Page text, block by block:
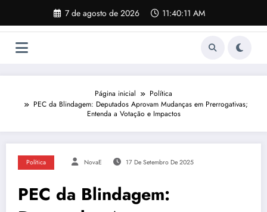
o
7 de agosto de 2026 11:40:12 AM
Página inicial
Política
PEC da Blindagem: Deputados Aprovam Mudanças em Prerrogativas;
Entenda a Votação e Impactos
Política NovaE 17 De Setembro De 2025
PEC da Blindagem: